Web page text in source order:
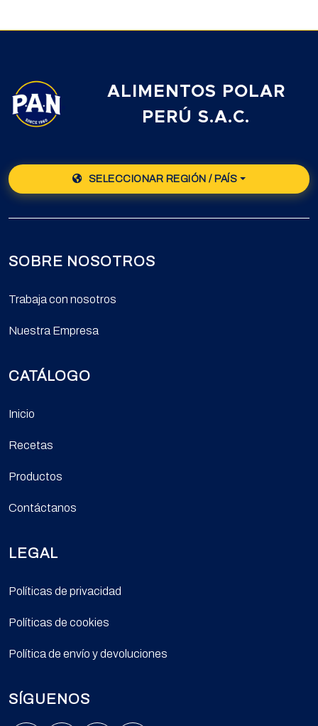
ALIMENTOS POLAR
PERÚ S.A.C.
SELECCIONAR REGIÓN / PAÍS
SOBRE NOSOTROS
Trabaja con nosotros
Nuestra Empresa
CATÁLOGO
Inicio
Recetas
Productos
Contáctanos
LEGAL
Políticas de privacidad
Políticas de cookies
Política de envío y devoluciones
SÍGUENOS